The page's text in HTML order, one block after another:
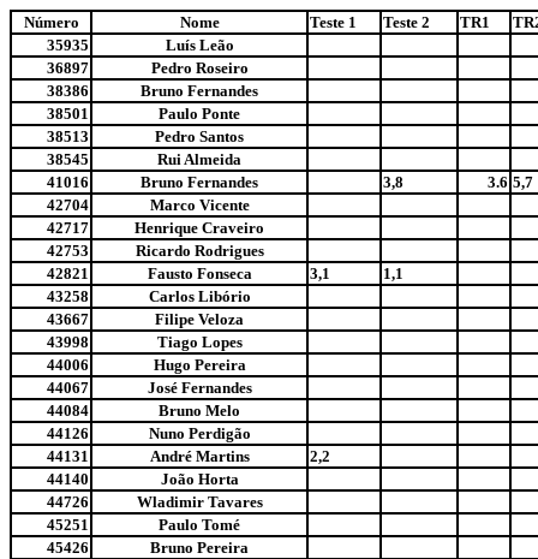
Número Nome Teste 1 Teste 2 TR1
35935
Luís Leão
36897
Pedro Roseiro
38386
Bruno Fernandes
38501
Paulo Ponte
38513
Pedro Santos
38545
Rui Almeida
41016
Bruno Fernandes 3,8 3.6 5,7
42704
Marco Vicente
42717
Henrique Craveiro
42753
Ricardo Rodrigues
42821
Fausto Fonseca 3,1
1,1
43258
Carlos Libório
43667
Filipe Veloza
43998
Tiago Lopes
44006
Hugo Pereira
44067
José Fernandes
44084
Bruno Melo
44126
Nuno Perdigão
44131
André Martins
2,2
44140
João Horta
44726
Wladimir Tavares
45251
Paulo Tomé
45426
Bruno Pereira